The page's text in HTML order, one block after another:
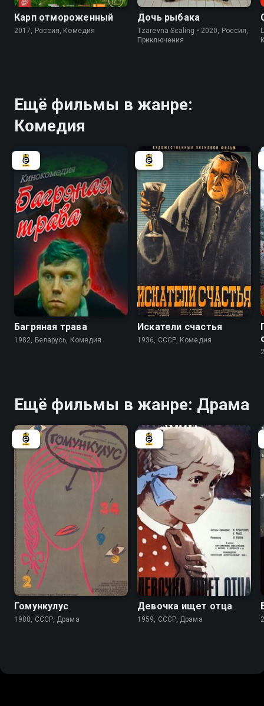
Карп отмороженный
2017, Россия, Комедия
Дочь рыбака
Tzarevna Scaling • 2020, Россия,
Приключения
Ещё фильмы в жанре:
Комедия
Багряная трава
1982, Беларусь, Комедия
6.2
Искатели счастья
1936, СССР, Комедия
Ещё фильмы в жанре: Драма
Гомункулус
1988, СССР, Драма
7.3
Девочка ищет отца
1959, СССР, Драма